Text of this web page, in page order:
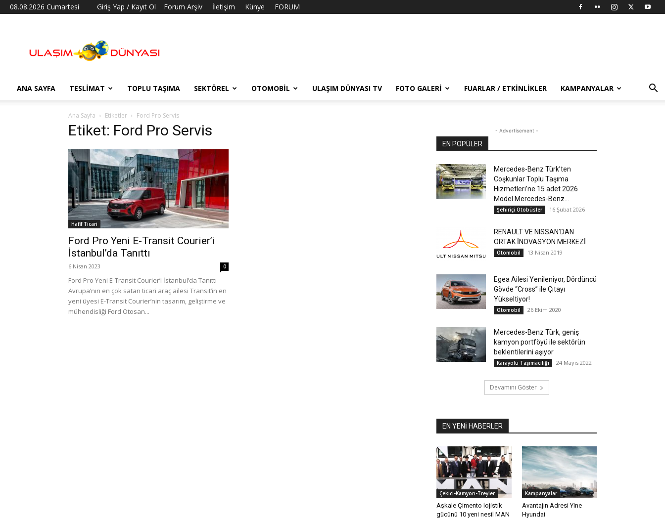
08.08.2026 Cumartesi Giriş Yap / Kayıt Ol Forum Arşiv İletişim Künye FORUM
Dünyası
ANA SAYFA TESLIMAT TOPLU TAŞIMA SEKTÖREL OTOMOBIL ULAŞIM DÜNYASI TV FOTO GALERI FUARLAR / ETKINLIKLER KAMPANYALAR
Ana Sayfa Etiketler Ford Pro Servis
Etiket: Ford Pro Servis
Hafif Ticari
Ford Pro Yeni E-Transit Courier’i
İstanbul’da Tanıttı
6 Nisan 2023 0
Ford Pro Yeni E-Transit Courier’i İstanbul’da Tanıttı
Avrupa’nın en çok satan ticari araç ailesi Transit’in en
yeni üyesi E-Transit Courier’nin tasarım, geliştirme ve
mühendisliği Ford Otosan...
- Advertisement -
EN POPÜLER
Mercedes-Benz Türk’ten
Coşkunlar Toplu Taşıma
Hizmetleri’ne 15 adet 2026
Model Mercedes-Benz...
Şehiriçi Otobüsler 16 Şubat 2026
RENAULT VE NISSAN’DAN
ORTAK İNOVASYON MERKEZİ
Otomobil 13 Nisan 2019
Egea Ailesi Yenileniyor, Dördüncü
Gövde “Cross” ile Çıtayı
Yükseltiyor!
Otomobil 26 Ekim 2020
Mercedes-Benz Türk, geniş
kamyon portföyü ile sektörün
beklentilerini aşıyor
Karayolu Taşımacılığı 24 Mayıs 2022
Devamını Göster
EN YENİ HABERLER
Çekici-Kamyon-Treyler
Aşkale Çimento lojistik
gücünü 10 yeni nesil MAN
Kampanyalar
Avantajın Adresi Yine
Hyundai